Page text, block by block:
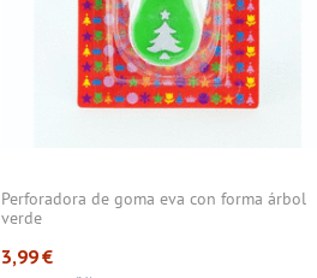
Perforadora de goma eva con forma árbol
verde
3,99€